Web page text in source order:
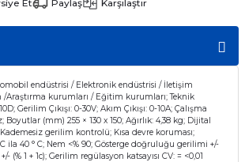
Et Paylaş Karşılaştır
endüstrisi / Elektronik endüstrisi / İletişim
Araştırma kurumları / Eğitim kurumları; Teknik
Gerilim Çıkışı: 0-30V; Akım Çıkışı: 0-10A; Çalışma
Boyutlar (mm) 255 × 130 x 150; Ağırlık: 4,38 kg; Dijital
gerilim kontrolü; Kısa devre koruması;
C ila 40 ° C; Nem <% 90; Gösterge doğruluğu gerilimi +/-
(% 1 + 1c); Gerilim regülasyon katsayısı CV: = <0,01